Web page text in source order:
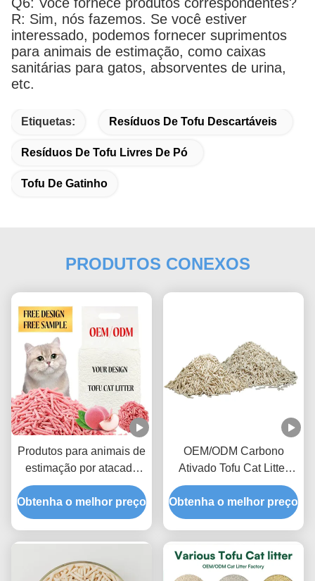
R: Sim, nós fazemos. Se você estiver
interessado, podemos fornecer suprimentos
para animais de estimação, como caixas
sanitárias para gatos, absorventes de urina,
etc.
Etiquetas: Resíduos De Tofu Descartáveis
Resíduos De Tofu Livres De Pó
Tofu De Gatinho
PRODUTOS CONEXOS
Produtos para animais de
estimação por atacado
Tofu perfumado de
pêssego Lixo de gato
ultra aglomerante doce
Obtenha o melhor preço
OEM/ODM Carbono
Ativado Tofu Cat Litter
Formulário
Desodorizante Avançado
Odor Lock Pet Litter Sand
Obtenha o melhor preço